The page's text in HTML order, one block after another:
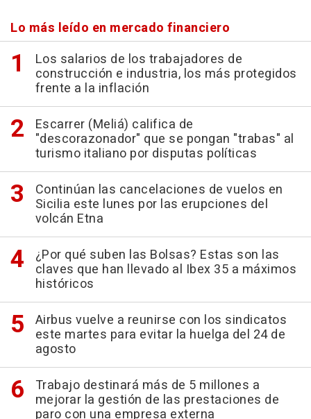
Lo más leído en mercado financiero
Los salarios de los trabajadores de
construcción e industria, los más protegidos
frente a la inflación
Escarrer (Meliá) califica de
"descorazonador" que se pongan "trabas" al
turismo italiano por disputas políticas
Continúan las cancelaciones de vuelos en
Sicilia este lunes por las erupciones del
volcán Etna
¿Por qué suben las Bolsas? Estas son las
claves que han llevado al Ibex 35 a máximos
históricos
Airbus vuelve a reunirse con los sindicatos
este martes para evitar la huelga del 24 de
agosto
Trabajo destinará más de 5 millones a
mejorar la gestión de las prestaciones de
paro con una empresa externa